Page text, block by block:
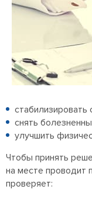
стабилизировать
снять
улучшить
Чтобы принять
на месте проводит
проверяет: